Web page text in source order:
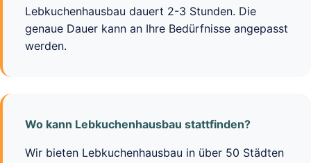
Lebkuchenhausbau dauert 2-3 Stunden. Die
genaue Dauer kann an Ihre Bedürfnisse angepasst
werden.
Wo kann Lebkuchenhausbau stattfinden?
Wir bieten Lebkuchenhausbau in über 50 Städten